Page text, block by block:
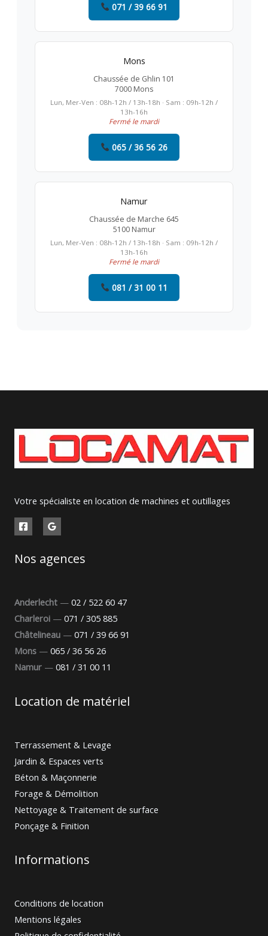
071 / 39 66 91
Mons
Chaussée de Ghlin 101
7000 Mons
Lun, Mer-Ven : 08h-12h / 13h-18h · Sam : 09h-12h /
13h-16h
Fermé le mardi
065 / 36 56 26
Namur
Chaussée de Marche 645
5100 Namur
Lun, Mer-Ven : 08h-12h / 13h-18h · Sam : 09h-12h /
13h-16h
Fermé le mardi
081 / 31 00 11
Votre spécialiste en location de machines et outillages
Nos agences
Anderlecht — 02 / 522 60 47
Charleroi — 071 / 305 885
Châtelineau — 071 / 39 66 91
Mons — 065 / 36 56 26
Namur — 081 / 31 00 11
Location de matériel
Terrassement & Levage
Jardin & Espaces verts
Béton & Maçonnerie
Forage & Démolition
Nettoyage & Traitement de surface
Ponçage & Finition
Informations
Conditions de location
Mentions légales